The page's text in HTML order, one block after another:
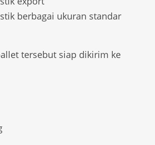
berbagai ukuran standar
tersebut siap dikirim ke